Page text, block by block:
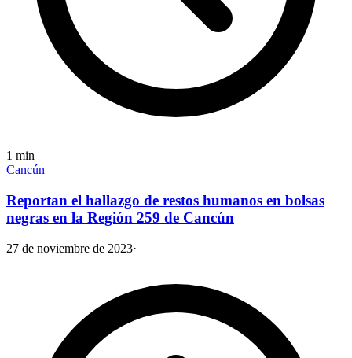
1 min
Cancún
Reportan el hallazgo de restos humanos en bolsas
negras en la Región 259 de Cancún
27 de noviembre de 2023·